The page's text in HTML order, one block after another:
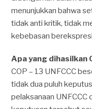
menunjukkan bahwa
tidak anti kritik, tidak
kebebasan
Apa yang dihasilkan
COP – 13 UNFCCC
tidak dua puluh
pelaksanaan UNFCCC